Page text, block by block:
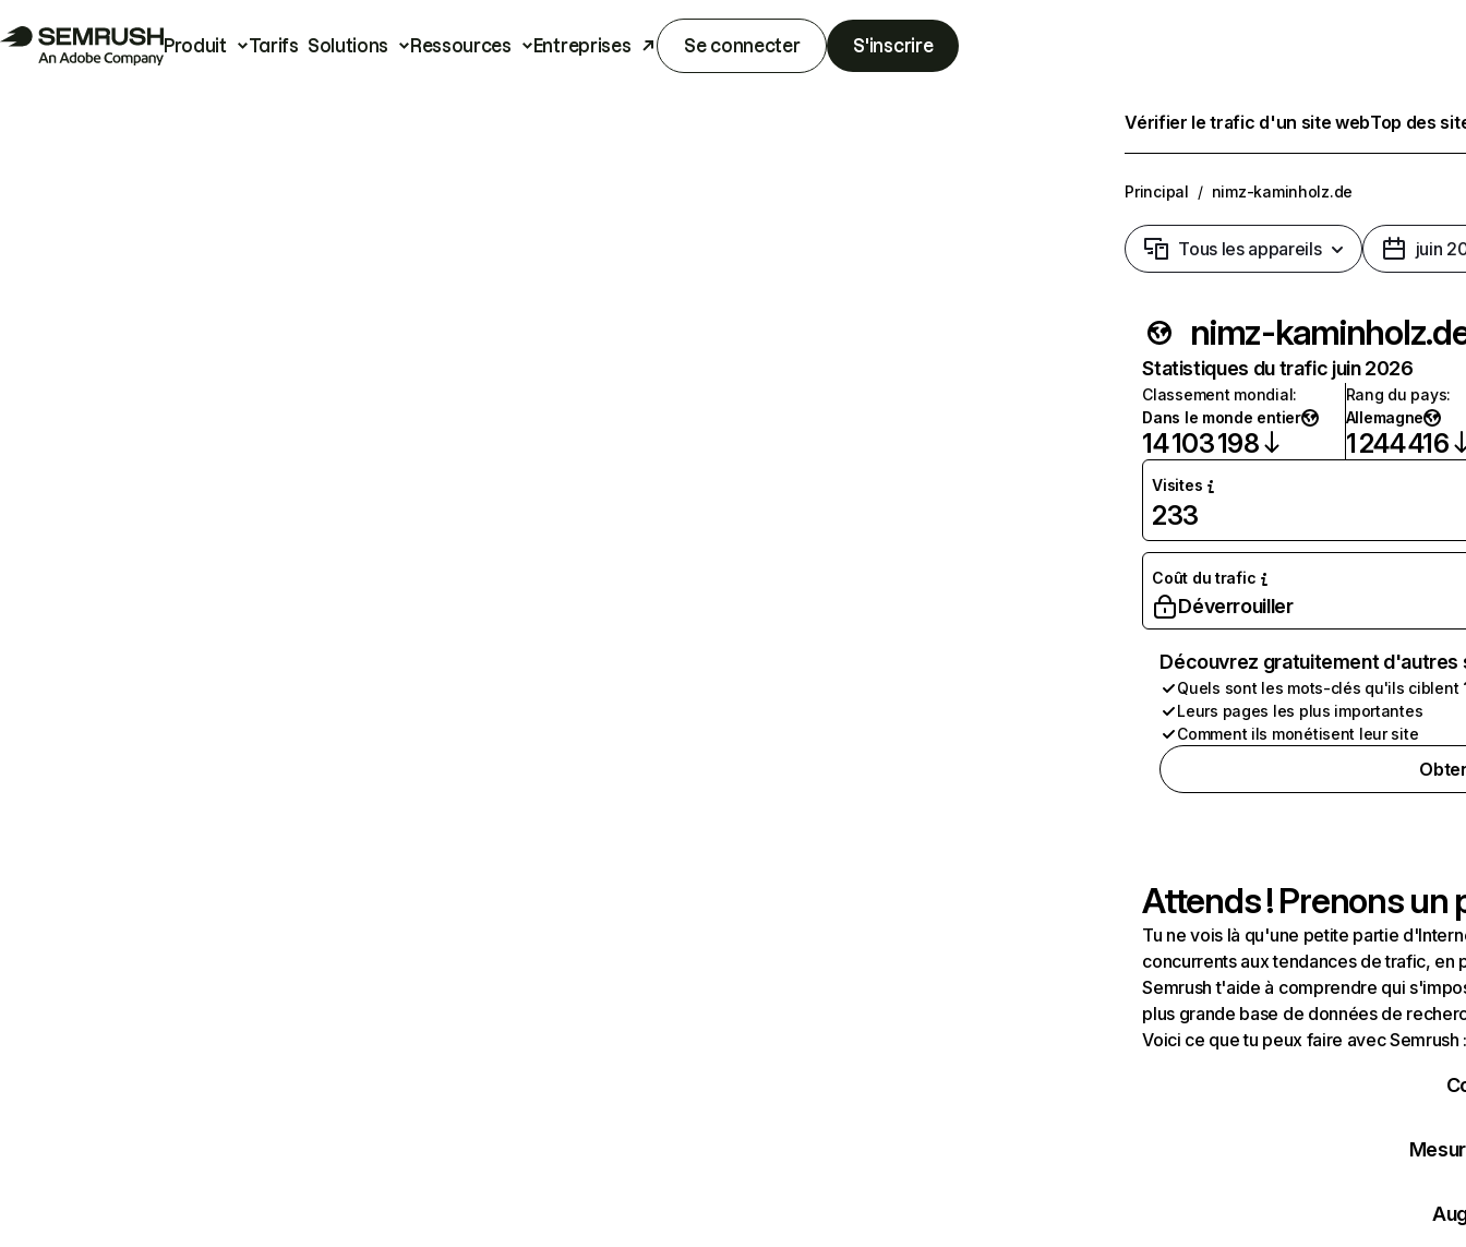
Produit Tarifs Solutions Ressources Entreprises Se connecter S'inscrire
Vérifier le trafic d'un site webTop des
Principal / nimz-kaminholz.de
Tous les appareils juin
nimz-
Statistiques du trafic juin 2026
Classement mondial:
Dans le monde entier
14 103 198
Rang du pays:
Allemagne
1 244 416
Visites
233
Coût du trafic
Déverrouiller
Découvrez gratuitement
Quels sont les mots-clés qu'ils ciblent
Leurs pages les plus importantes
Comment ils monétisent leur site
Attends ! Prenons un
Tu ne vois là qu'une petite partie
concurrents aux tendances de trafic, en
Semrush t'aide à comprendre qui
plus grande base de données de
Voici ce que tu peux faire avec Semrush